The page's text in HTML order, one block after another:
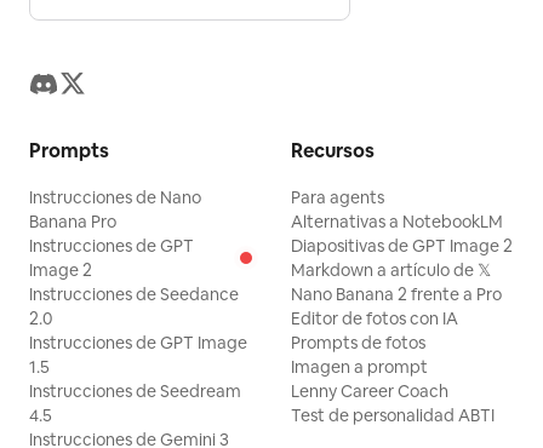
Prompts
Instrucciones de Nano
Banana Pro
Instrucciones de GPT
Image 2
Instrucciones de Seedance
2.0
Instrucciones de GPT Image
1.5
Instrucciones de Seedream
4.5
Instrucciones de Gemini 3
Recursos
Para agents
Alternativas a NotebookLM
Diapositivas de GPT Image 2
Markdown a artículo de 𝕏
Nano Banana 2 frente a Pro
Editor de fotos con IA
Prompts de fotos
Imagen a prompt
Lenny Career Coach
Test de personalidad ABTI